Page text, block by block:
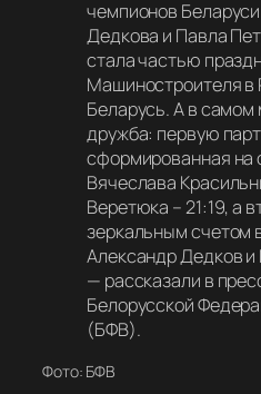
чемпионов
Дедкова и Павла
стала частью
Машиностроителя в
Беларусь. А в
дружба: первую
сформированная на
Вячеслава
Веретюка – 21:19, а
зеркальным счетом
Александр Дедков
— рассказали в
Белорусской
(БФВ).
Фото: БФВ